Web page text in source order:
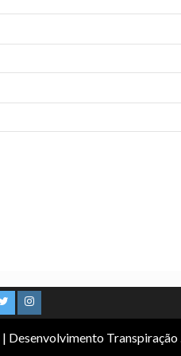
| Desenvolvimento Transpiração